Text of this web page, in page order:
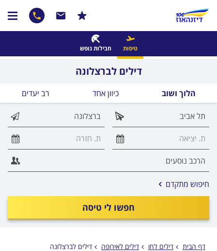
טיסות חבילות נופש
דילים לברצלונה
הלוך ושוב כיוון אחד רב יעדים
חפשו לי טיסה
חיפוש מתקדם אפשרויות
החיפוש
לפני
דף הבית דילים לחו דילים לאירופה דילים לברצלונה